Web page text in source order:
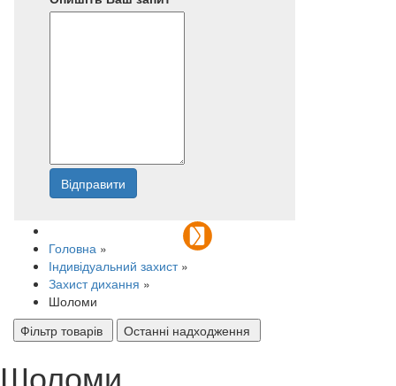
Відправити
Головна »
Індивідуальний захист »
Захист дихання »
Шоломи
Фільтр товарів
Останні надходження